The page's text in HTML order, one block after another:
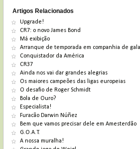
Artigos Relacionados
Upgrade!
CR7: o novo James Bond
Má exibição
Arranque de temporada em companhia de gala
Conquistador da América
CR37
Ainda nos vai dar grandes alegrias
Os maiores campeões das ligas europeias
O desafio de Roger Schmidt
Bola de Ouro?
Especialista!
Furacão Darwin Núñez
Bem que vamos precisar dele em Amesterdão
G.O.A.T.
A nossa muralha!